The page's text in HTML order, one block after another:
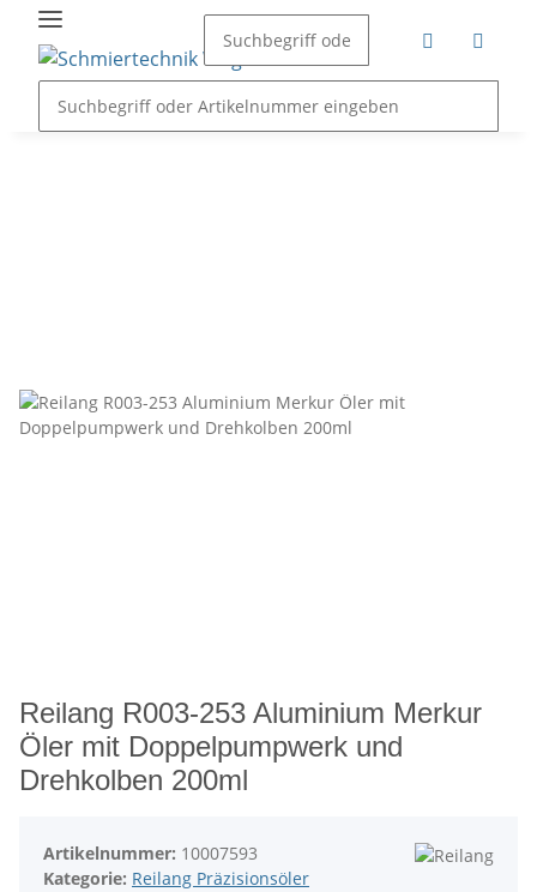
Reilang R003-253 Aluminium Merkur
Öler mit Doppelpumpwerk und
Drehkolben 200ml
Artikelnummer: 10007593
Kategorie: Reilang Präzisionsöler